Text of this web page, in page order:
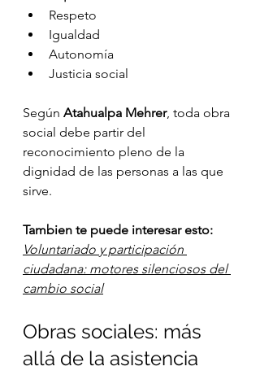
Respeto
Igualdad
Autonomía
Justicia social
Según Atahualpa Mehrer, toda obra
social debe partir del
reconocimiento pleno de la
dignidad de las personas a las que
sirve.
Tambien te puede interesar esto:
Voluntariado y participación
ciudadana: motores silenciosos del
cambio social
Obras sociales: más
allá de la asistencia